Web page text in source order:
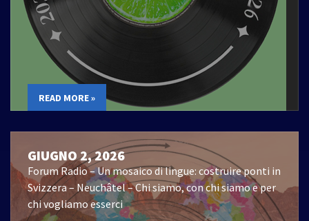
READ MORE »
GIUGNO 2, 2026
Forum Radio – Un mosaico di lingue: costruire ponti in
Svizzera – Neuchâtel – Chi siamo, con chi siamo e per
chi vogliamo esserci